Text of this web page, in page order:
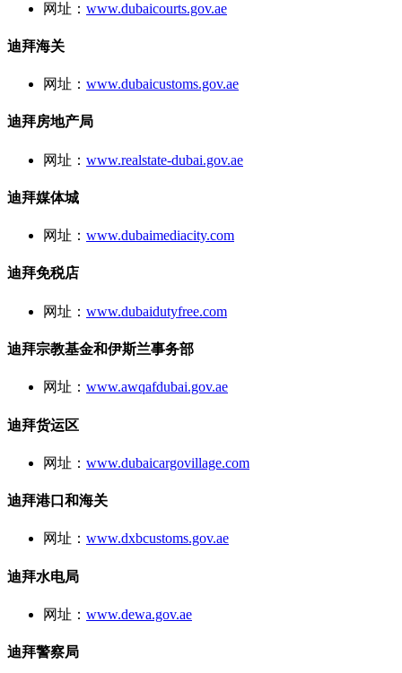
网址： www.dubaicourts.gov.ae
迪拜海关
网址： www.dubaicustoms.gov.ae
迪拜房地产局
网址： www.realstate-dubai.gov.ae
迪拜媒体城
网址： www.dubaimediacity.com
迪拜免税店
网址： www.dubaidutyfree.com
迪拜宗教基金和伊斯兰事务部
网址： www.awqafdubai.gov.ae
迪拜货运区
网址： www.dubaicargovillage.com
迪拜港口和海关
网址： www.dxbcustoms.gov.ae
迪拜水电局
网址： www.dewa.gov.ae
迪拜警察局